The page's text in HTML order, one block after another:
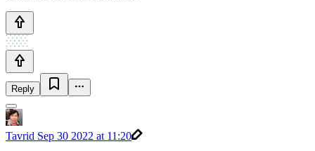
Reply
Tavrid Sep 30 2022 at 11:20